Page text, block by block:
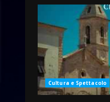
Cultura e Spettacolo